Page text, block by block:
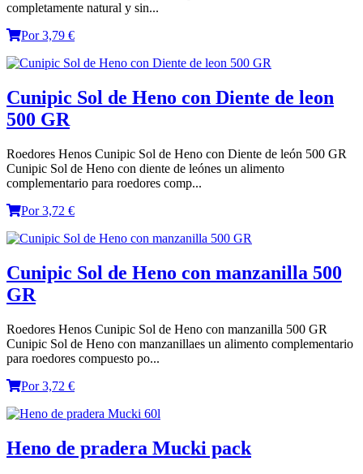
completamente natural y sin...
Por 3,79 €
Cunipic Sol de Heno con Diente de leon
500 GR
Roedores Henos Cunipic Sol de Heno con Diente de león 500 GR
Cunipic Sol de Heno con diente de leónes un alimento
complementario para roedores comp...
Por 3,72 €
Cunipic Sol de Heno con manzanilla 500
GR
Roedores Henos Cunipic Sol de Heno con manzanilla 500 GR
Cunipic Sol de Heno con manzanillaes un alimento complementario
para roedores compuesto po...
Por 3,72 €
Heno de pradera Mucki pack